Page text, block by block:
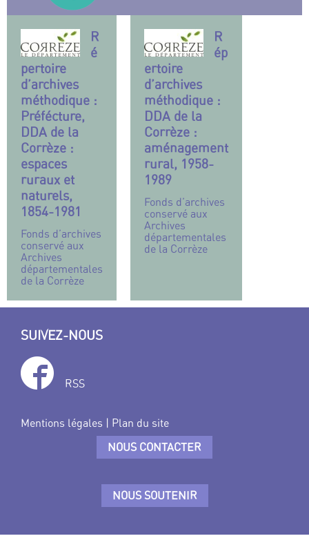
R
é
pertoire
d’archives
méthodique :
Préfécture,
DDA de la
Corrèze :
espaces
ruraux et
naturels,
1854-1981
Fonds d’archives
conservé aux
Archives
départementales
de la Corrèze
R
ép
ertoire
d’archives
méthodique :
DDA de la
Corrèze :
aménagement
rural, 1958-
1989
Fonds d’archives
conservé aux
Archives
départementales
de la Corrèze
SUIVEZ-NOUS
RSS
Mentions légales | Plan du site
NOUS CONTACTER
NOUS SOUTENIR